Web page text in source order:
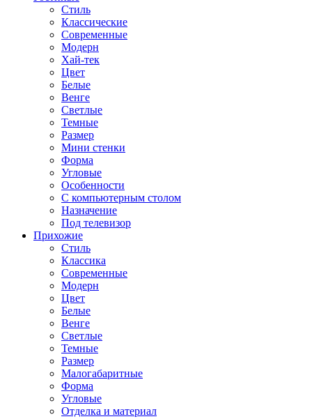
Стиль
Классические
Современные
Модерн
Хай-тек
Цвет
Белые
Венге
Светлые
Темные
Размер
Мини стенки
Форма
Угловые
Особенности
С компьютерным столом
Назначение
Под телевизор
Прихожие
Стиль
Классика
Современные
Модерн
Цвет
Белые
Венге
Светлые
Темные
Размер
Малогабаритные
Форма
Угловые
Отделка и материал